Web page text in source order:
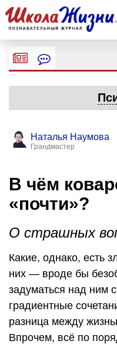
Наталья Наумова
Грандмастер
В чём
«почти»?
О страшных
Какие, однако, есть
них — вроде бы
задуматься над ним
градиентные
разница между
Впрочем, всё по